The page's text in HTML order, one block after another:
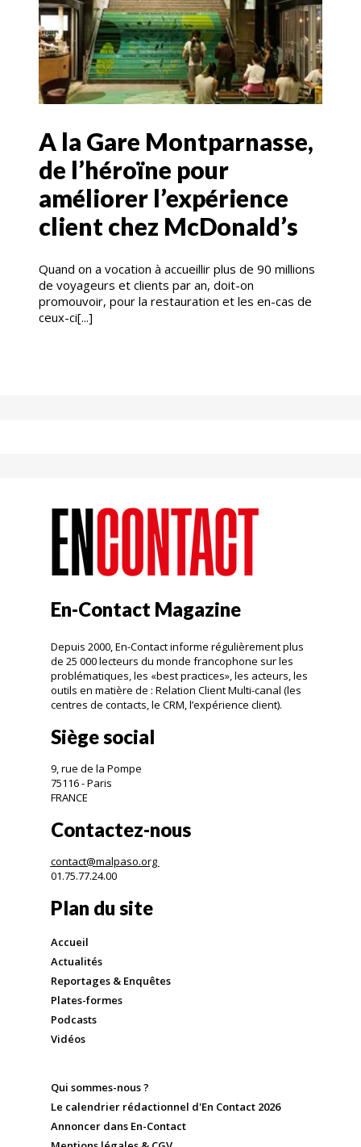
A la Gare Montparnasse,
de l’héroïne pour
améliorer l’expérience
client chez McDonald’s
Quand on a vocation à accueillir plus de 90 millions
de voyageurs et clients par an, doit-on
promouvoir, pour la restauration et les en-cas de
ceux-ci[...]
En-Contact Magazine
Depuis 2000, En-Contact informe régulièrement plus
de 25 000 lecteurs du monde francophone sur les
problématiques, les «best practices», les acteurs, les
outils en matière de : Relation Client Multi-canal (les
centres de contacts, le CRM, l’expérience client).
Siège social
9, rue de la Pompe
75116 - Paris
FRANCE
Contactez-nous
contact@malpaso.org
01.75.77.24.00
Plan du site
Accueil
Actualités
Reportages & Enquêtes
Plates-formes
Podcasts
Vidéos
Qui sommes-nous ?
Le calendrier rédactionnel d'En Contact 2026
Annoncer dans En-Contact